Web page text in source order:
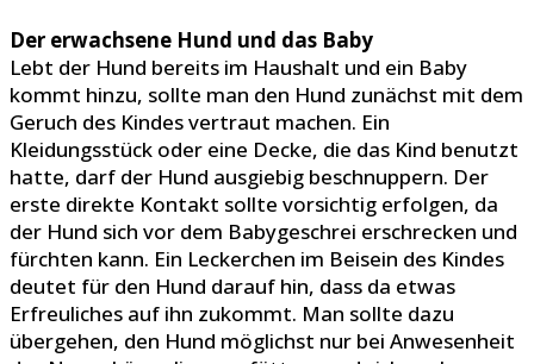
Der erwachsene Hund und das Baby
Lebt der Hund bereits im Haushalt und ein Baby
kommt hinzu, sollte man den Hund zunächst mit dem
Geruch des Kindes vertraut machen. Ein
Kleidungsstück oder eine Decke, die das Kind benutzt
hatte, darf der Hund ausgiebig beschnuppern. Der
erste direkte Kontakt sollte vorsichtig erfolgen, da
der Hund sich vor dem Babygeschrei erschrecken und
fürchten kann. Ein Leckerchen im Beisein des Kindes
deutet für den Hund darauf hin, dass da etwas
Erfreuliches auf ihn zukommt. Man sollte dazu
übergehen, den Hund möglichst nur bei Anwesenheit